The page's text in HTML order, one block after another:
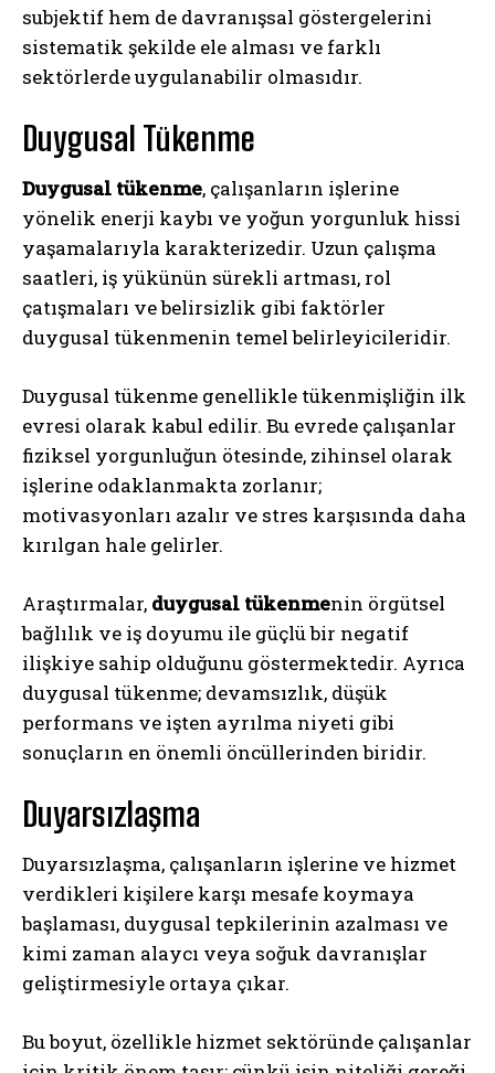
subjektif hem de davranışsal göstergelerini
sistematik şekilde ele alması ve farklı
sektörlerde uygulanabilir olmasıdır.
Duygusal Tükenme
Duygusal tükenme, çalışanların işlerine
yönelik enerji kaybı ve yoğun yorgunluk hissi
yaşamalarıyla karakterizedir. Uzun çalışma
saatleri, iş yükünün sürekli artması, rol
çatışmaları ve belirsizlik gibi faktörler
duygusal tükenmenin temel belirleyicileridir.
Duygusal tükenme genellikle tükenmişliğin ilk
evresi olarak kabul edilir. Bu evrede çalışanlar
fiziksel yorgunluğun ötesinde, zihinsel olarak
işlerine odaklanmakta zorlanır;
motivasyonları azalır ve stres karşısında daha
kırılgan hale gelirler.
Araştırmalar, duygusal tükenmenin örgütsel
bağlılık ve iş doyumu ile güçlü bir negatif
ilişkiye sahip olduğunu göstermektedir. Ayrıca
duygusal tükenme; devamsızlık, düşük
performans ve işten ayrılma niyeti gibi
sonuçların en önemli öncüllerinden biridir.
Duyarsızlaşma
Duyarsızlaşma, çalışanların işlerine ve hizmet
verdikleri kişilere karşı mesafe koymaya
başlaması, duygusal tepkilerinin azalması ve
kimi zaman alaycı veya soğuk davranışlar
geliştirmesiyle ortaya çıkar.
Bu boyut, özellikle hizmet sektöründe çalışanlar